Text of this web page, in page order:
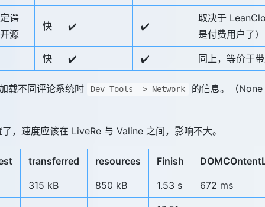
谔
源
快 ✔️ ✔️
取决于
是付费用户了）
快 ✔️ ✔️ 同上，等价于
载不同评论系统时 Dev Tools -> Network 的信息。（
，速度应该在 LiveRe 与 Valine 之间，影响不大。
transferred resources Finish
315 kB 850 kB 1.53 s 672 ms